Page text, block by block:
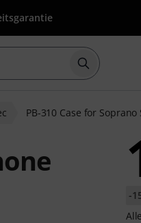
Suche mit
PB-310 Case for Soprano
-